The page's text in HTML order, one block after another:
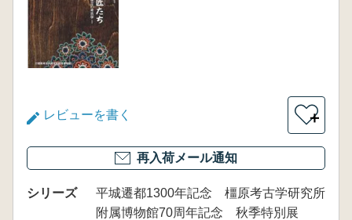
レビューを書く ＋
再入荷メール通知
シリーズ
平城遷都1300年記念 橿原考古学研究所
附属博物館70周年記念 秋季特別展